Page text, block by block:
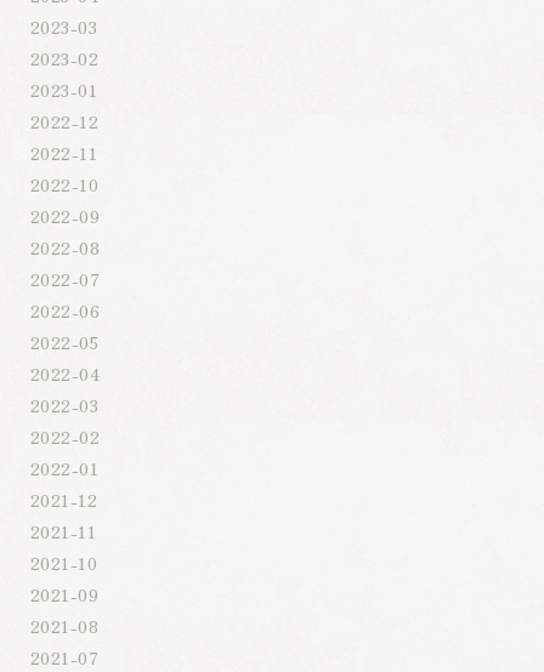
2023-03
2023-02
2023-01
2022-12
2022-11
2022-10
2022-09
2022-08
2022-07
2022-06
2022-05
2022-04
2022-03
2022-02
2022-01
2021-12
2021-11
2021-10
2021-09
2021-08
2021-07